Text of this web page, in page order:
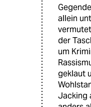
allein
der
um
geklaut
Jacking